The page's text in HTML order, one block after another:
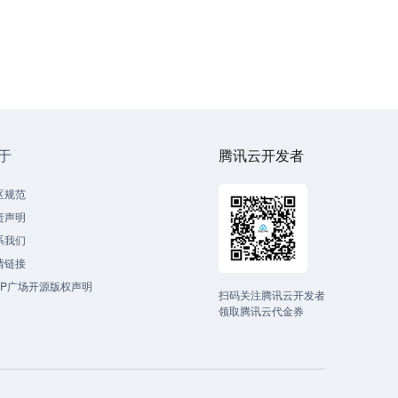
规范
声明
我们
链接
广场开源版权声明
腾讯云开发者
扫码关注腾讯云开发者
领取腾讯云代金券